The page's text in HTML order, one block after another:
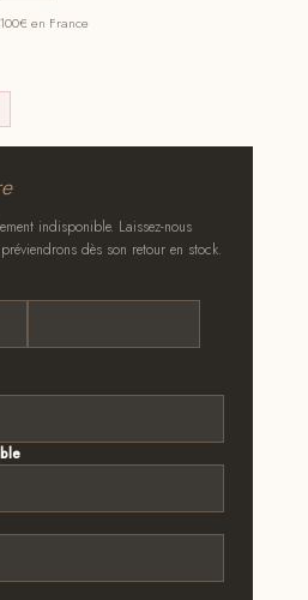
en France
indisponible. Laissez-nous
dès son retour en stock.